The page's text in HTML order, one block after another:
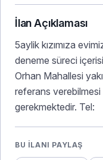
İlan Açıklaması
5aylik kızımıza
deneme süreci
Orhan Mahallesi
referans verebilmesi
gerekmektedir. Tel:
BU İLANI PAYLAŞ